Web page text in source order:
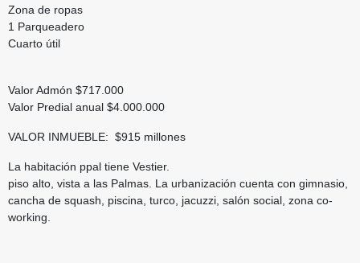
Zona de ropas
1 Parqueadero
Cuarto útil
Valor Admón $717.000
Valor Predial anual $4.000.000
VALOR INMUEBLE: $915 millones
La habitación ppal tiene Vestier.
piso alto, vista a las Palmas. La urbanización cuenta con gimnasio,
cancha de squash, piscina, turco, jacuzzi, salón social, zona co-
working.